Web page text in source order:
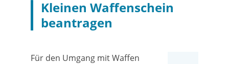
Kleinen Waffenschein
beantragen
Für den Umgang mit Waffen